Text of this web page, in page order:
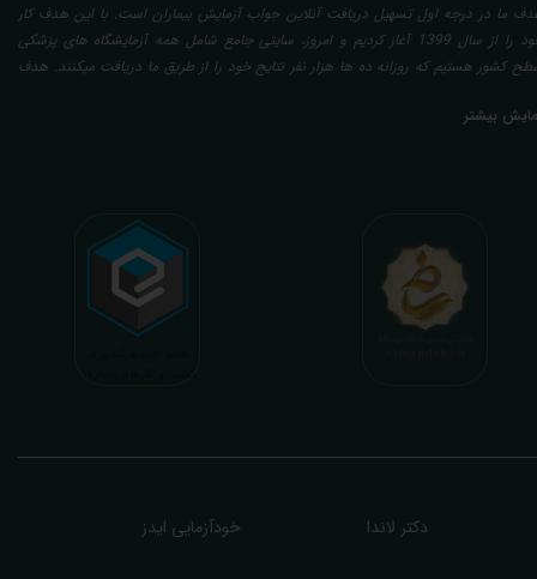
ما در درجه اول تسهیل دریافت آنلاین جواب آزمایش بیماران است. با این هدف کار
خود را از سال 1399 آغاز کردیم و امروز، سایتی جامع شامل همه آزمایشگاه های پزشکی
کشور هستیم که روزانه ده ها هزار نفر نتایج خود را از طریق ما دریافت میکنند. هدف
با تایید و مهر پزشک متخصص) میباشد. رسالت ما در تفسیر، استخراج حداکثر
بیمه ها، افزایش تمایل افراد به انجام آزمایش (با دریافت اطلاعاتی دقیقتر، کاربردی، قابل
و شخصی سازی شده) میگردد. تا درنهایت به جامعه ای سالم تر برای تبدیل شدن به
پیشرفته (دیر و زود داره سوخت و سوز نداره...) برسیم. قابل ذکر است که جواب
آنلاین به نتایج هیچ یک از کاربران بصورت مستقیم دسترسی ندارد و موارد تفسیر نیز
با درخواست و ارسال خود کاربر انجام میگیرد و ما تابع اصول اخلاق پزشکی و حرفه ای
بیشتر
دکتر لاندا خودآزمایی ایدز